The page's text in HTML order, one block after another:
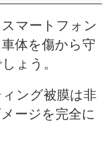
マートフォン
体を傷から守
ょう。
ング被膜は非
ージを完全に